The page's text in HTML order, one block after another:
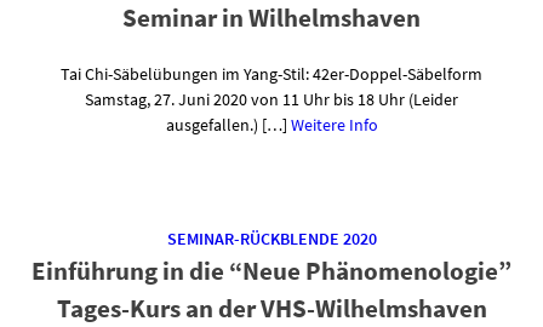
Seminar in Wilhelmshaven
Tai Chi-Säbelübungen im Yang-Stil: 42er-Doppel-Säbelform
Samstag, 27. Juni 2020 von 11 Uhr bis 18 Uhr (Leider
ausgefallen.) […] Weitere Info
SEMINAR-RÜCKBLENDE 2020
Einführung in die “Neue Phänomenologie”
Tages-Kurs an der VHS-Wilhelmshaven